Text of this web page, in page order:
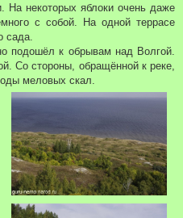
На некоторых яблоки очень даже
с собой. На одной террасе
сада.
подошёл к обрывам над Волгой.
Со стороны, обращённой к реке,
меловых скал.